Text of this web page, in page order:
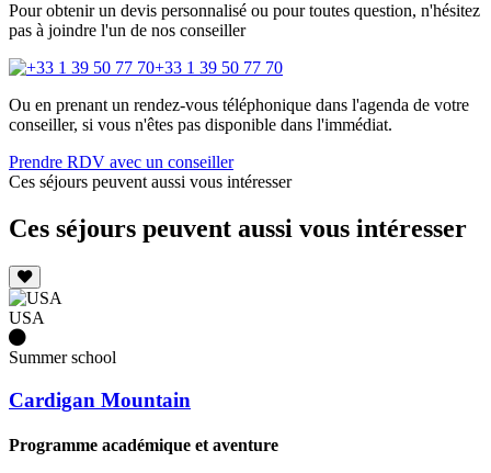
Pour obtenir un devis personnalisé ou pour toutes question, n'hésitez
pas à joindre l'un de nos conseiller
+33 1 39 50 77 70
Ou en prenant un rendez-vous téléphonique dans l'agenda de votre
conseiller, si vous n'êtes pas disponible dans l'immédiat.
Prendre RDV avec un conseiller
Ces séjours peuvent aussi vous intéresser
Ces séjours peuvent aussi vous intéresser
USA
Summer school
Cardigan Mountain
Programme académique et aventure